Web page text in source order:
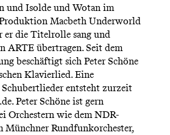
und Isolde und Wotan im
Macbeth Underworld
er die Titelrolle sang und
ARTE übertragen. Seit dem
beschäftigt sich Peter Schöne
Klavierlied. Eine
Schubertlieder entsteht zurzeit
Peter Schöne ist gern
Orchestern wie dem NDR-
Münchner Rundfunkorchester,